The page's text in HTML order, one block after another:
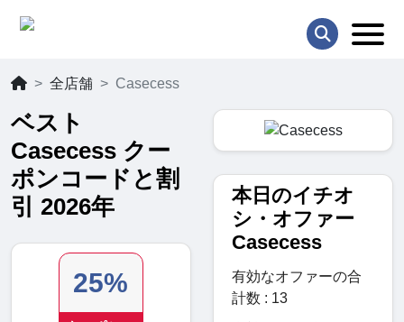
全店舗 Casecess
ベスト
Casecess クー
ポンコードと割
引 2026年
25%
本日のイチオ
シ・オファー
Casecess
有効なオファーの合
計数 : 13